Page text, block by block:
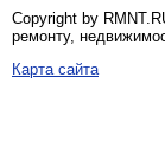
Copyright by
ремонту,
Карта сайта